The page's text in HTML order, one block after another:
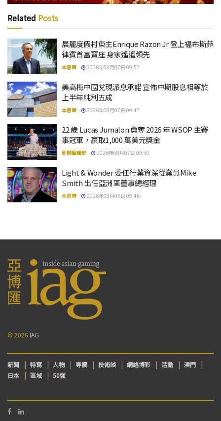
Related Posts
晨麗度假村東主Enrique Razon Jr 登上福布斯菲
律賓首富寶座 身家遙遙領先
本思齊 2026年08月07日 09:57
美高梅中國兌現派息承諾 宣佈中期股息相等於
上半年純利五成
本思齊 2026年08月07日 09:47
22 歲 Lucas Jumalon 勇奪 2026 年 WSOP 主賽
事冠軍，贏取1,000 萬美元獎金
新聞編輯部 2026年08月07日 09:30
Light & Wonder 委任行業資深從業員Mike
Smith 出任亞洲區董事總經理
本思齊 2026年08月06日 09:46
© 2026 IAG
新聞 特寫 人物 專欄 技術談 網絡博彩 活動
澳門
日本
區域 50强